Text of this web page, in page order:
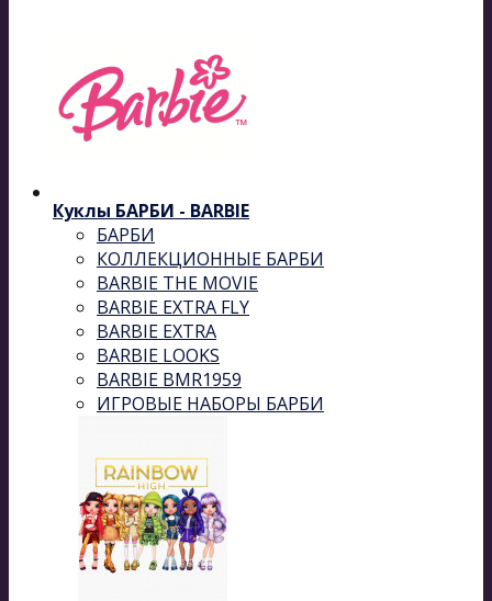
Куклы БАРБИ - BARBIE
БАРБИ
КОЛЛЕКЦИОННЫЕ БАРБИ
BARBIE THE MOVIE
BARBIE EXTRA FLY
BARBIE EXTRA
BARBIE LOOKS
BARBIE BMR1959
ИГРОВЫЕ НАБОРЫ БАРБИ